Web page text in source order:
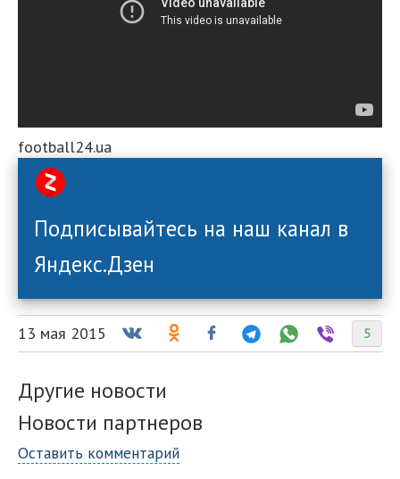
football24.ua
Подписывайтесь на наш канал в
Яндекс.Дзен
5
13 мая 2015
Другие новости
Новости партнеров
Оставить комментарий